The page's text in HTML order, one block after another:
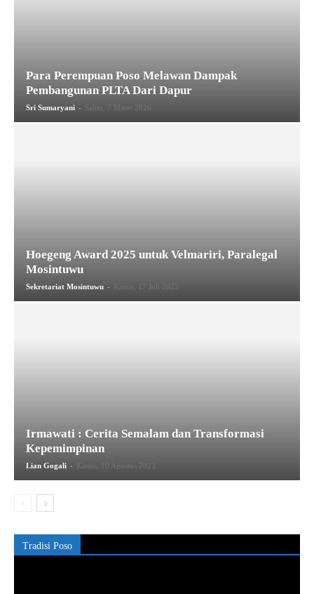
Para Perempuan Poso Melawan Dampak
Pembangunan PLTA Dari Dapur
Sri Sumaryani - Sabtu, 7 Maret 2026
Hoegeng Award 2025 untuk Velmariri, Paralegal
Mosintuwu
Sekretariat Mosintuwu - Kamis, 17 Juli 2025
Irmawati : Cerita Semalam dan Transformasi
Kepemimpinan
Lian Gogali - Kamis, 10 Agustus 2023
Tradisi Poso